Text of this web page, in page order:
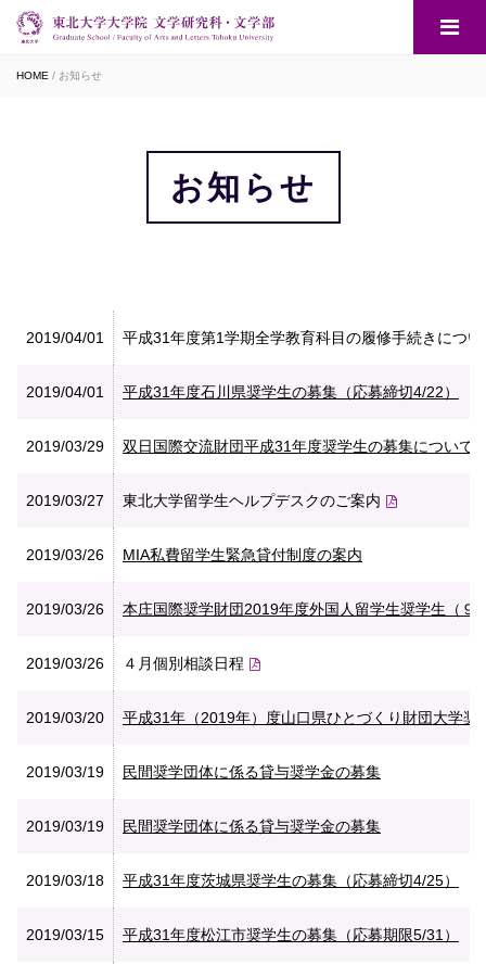
HOME お知らせ
お知らせ
2019/04/01 平成31年度第1学期全学教育科目の履修手続きについ
2019/04/01 平成31年度石川県奨学生の募集（応募締切4/22）
2019/03/29 双日国際交流財団平成31年度奨学生の募集について
2019/03/27 東北大学留学生ヘルプデスクのご案内
2019/03/26 MIA私費留学生緊急貸付制度の案内
2019/03/26 本庄国際奨学財団2019年度外国人留学生奨学生（９
2019/03/26 ４月個別相談日程
2019/03/20 平成31年（2019年）度山口県ひとづくり財団大学奨
2019/03/19 民間奨学団体に係る貸与奨学金の募集
2019/03/19 民間奨学団体に係る貸与奨学金の募集
2019/03/18 平成31年度茨城県奨学生の募集（応募締切4/25）
2019/03/15 平成31年度松江市奨学生の募集（応募期限5/31）